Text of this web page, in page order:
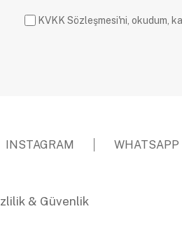
KVKK Sözleşmesi'ni, okudum,
INSTAGRAM WHATSAPP
& Güvenlik